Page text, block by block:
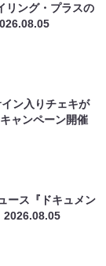
リング・プラスの
ン入りチェキが
ャンペーン開催
ース『ドキュメン
2026.08.05